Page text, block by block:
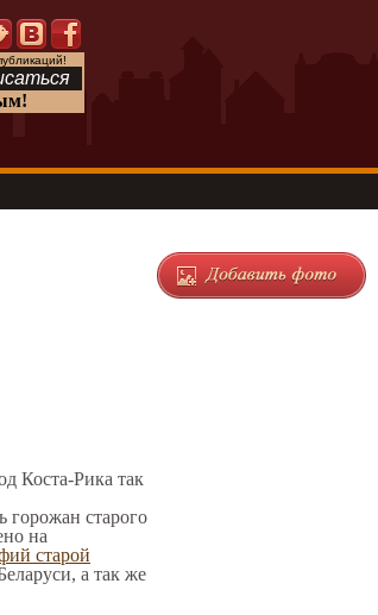
Коста-Рика так
горожан старого
на
старой
а так же